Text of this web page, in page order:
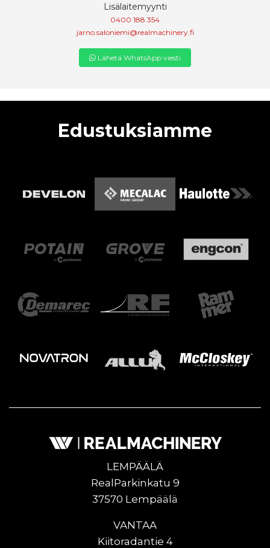
Lisälaitemyynti
0400 188 354
jarno.saloniemi@realmachinery.fi
Lähetä WhatsApp viesti
Edustuksiamme
LEMPÄÄLÄ
RealParkinkatu 9
37570 Lempäälä
VANTAA
Kiitoradantie 4